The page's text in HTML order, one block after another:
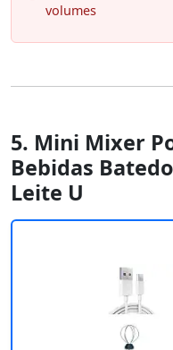
volumes
5. Mini Mixer
Bebidas
Leite U